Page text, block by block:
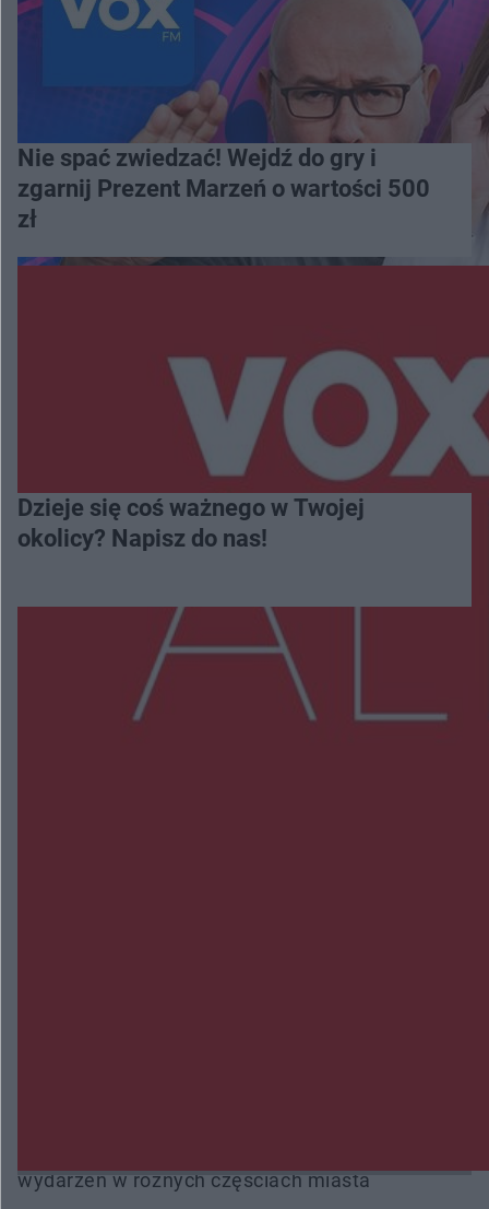
Nie spać zwiedzać! Wejdź do gry i
zgarnij Prezent Marzeń o wartości 500
zł
Dzieje się coś ważnego w Twojej
okolicy? Napisz do nas!
Więcej
wydarzeń w różnych częściach miasta